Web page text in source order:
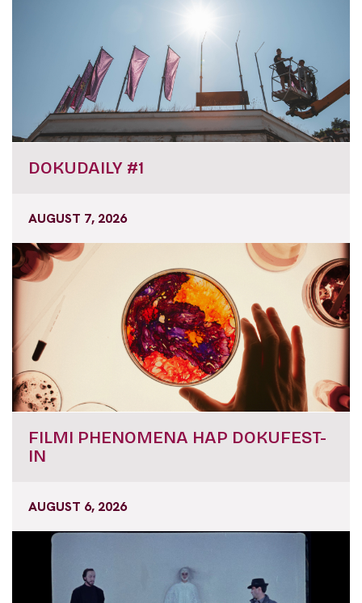
DOKUDAILY #1
AUGUST 7, 2026
FILMI PHENOMENA HAP DOKUFEST-
IN
AUGUST 6, 2026